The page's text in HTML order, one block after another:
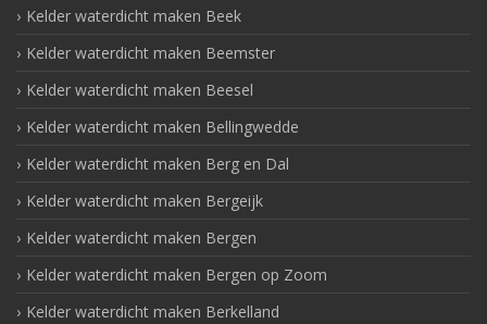
Kelder waterdicht maken Beek
Kelder waterdicht maken Beemster
Kelder waterdicht maken Beesel
Kelder waterdicht maken Bellingwedde
Kelder waterdicht maken Berg en Dal
Kelder waterdicht maken Bergeijk
Kelder waterdicht maken Bergen
Kelder waterdicht maken Bergen op Zoom
Kelder waterdicht maken Berkelland